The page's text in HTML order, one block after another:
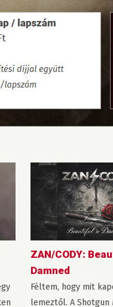
ZAN/CODY:
Damned
Féltem, hogy mit
lemeztől. A Shotgun